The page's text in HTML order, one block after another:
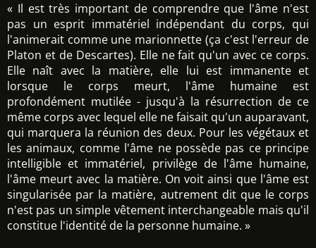
« Il est très important de comprendre que l'âme n'est
pas un esprit immatériel indépendant du corps, qui
l'animerait comme une marionnette (ça c'est l'erreur de
Platon et de Descartes). Elle ne fait qu'un avec ce corps.
Elle naît avec la matière, elle lui est immanente et
lorsque le corps meurt, l'âme humaine est
profondément mutilée - jusqu'à la résurrection de ce
même corps avec lequel elle ne faisait qu'un auparavant,
qui marquera la réunion des deux. Pour les végétaux et
les animaux, comme l'âme ne possède pas ce principe
intelligible et immatériel, privilège de l'âme humaine,
l'âme meurt avec la matière. On voit ainsi que l'âme est
singularisée par la matière, autrement dit que le corps
n'est pas un simple vêtement interchangeable mais qu'il
constitue l'identité de la personne humaine. »